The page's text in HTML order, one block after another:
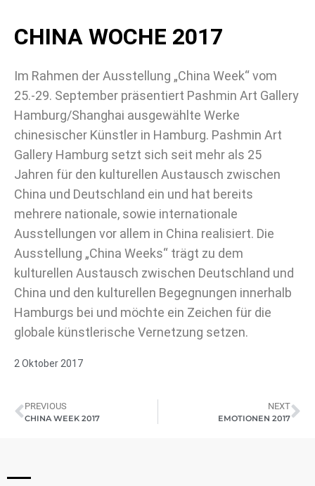
CHINA WOCHE 2017
Im Rahmen der Ausstellung „China Week“ vom
25.-29. September präsentiert Pashmin Art Gallery
Hamburg/Shanghai ausgewählte Werke
chinesischer Künstler in Hamburg. Pashmin Art
Gallery Hamburg setzt sich seit mehr als 25
Jahren für den kulturellen Austausch zwischen
China und Deutschland ein und hat bereits
mehrere nationale, sowie internationale
Ausstellungen vor allem in China realisiert. Die
Ausstellung „China Weeks“ trägt zu dem
kulturellen Austausch zwischen Deutschland und
China und den kulturellen Begegnungen innerhalb
Hamburgs bei und möchte ein Zeichen für die
globale künstlerische Vernetzung setzen.
2 Oktober 2017
PREVIOUS
CHINA WEEK 2017
NEXT
EMOTIONEN 2017